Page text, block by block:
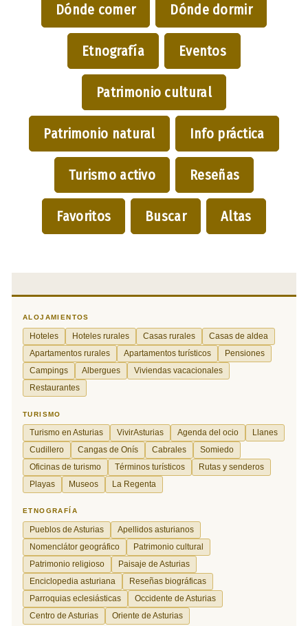
Dónde comer Dónde dormir
Etnografía Eventos
Patrimonio cultural
Patrimonio natural Info práctica
Turismo activo Reseñas
Favoritos Buscar Altas